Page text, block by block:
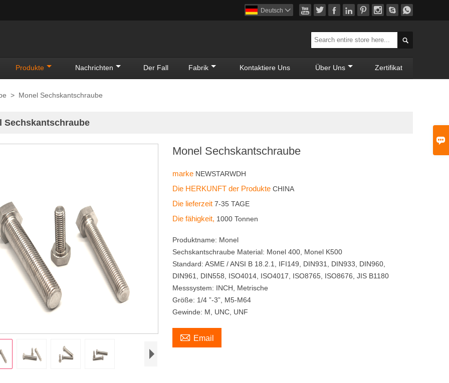

       
Deutsch 

Produkte Nachrichten Der Fall Fabrik Kontaktiere Uns Über Uns Zertifikat
> Monel Sechskantschraube
Sechskantschraube
Monel Sechskantschraube
marke NEWSTARWDH
Die HERKUNFT der ProdukteCHINA
Die lieferzeit7-35 TAGE
Die fähigkeit, 1000 Tonnen
Produktname: Monel
Sechskantschraube Material: Monel 400, Monel K500
Standard: ASME / ANSI B 18.2.1, IFI149, DIN931, DIN933, DIN960,
DIN961, DIN558, ISO4014, ISO4017, ISO8765, ISO8676, JIS B1180
Messsystem: INCH, Metrische
Größe: 1/4 ”-3”, M5-M64
Gewinde: M, UNC, UNF
 Email